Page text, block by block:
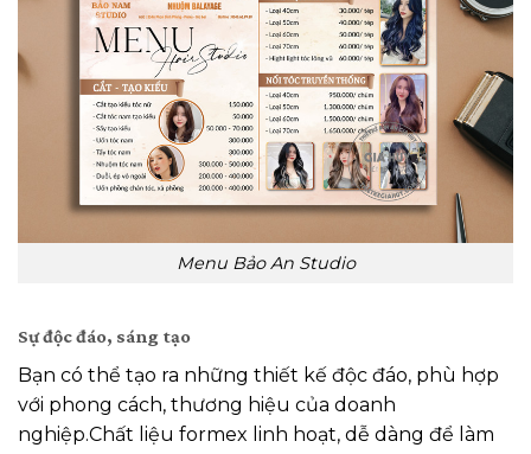
Menu Bảo An Studio
Sự độc đáo, sáng tạo
Bạn có thể tạo ra những thiết kế độc đáo, phù hợp
với phong cách, thương hiệu của doanh
nghiệp.Chất liệu formex linh hoạt, dễ dàng để làm